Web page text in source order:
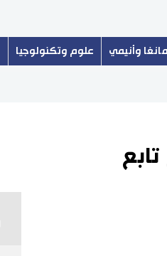
مانغا وأنيمي علوم وتكنولوجيا